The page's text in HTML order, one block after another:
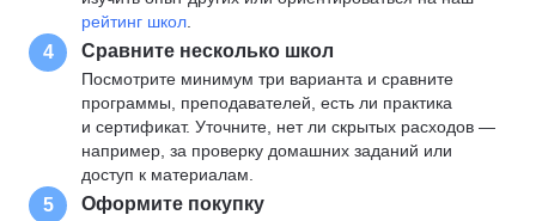
рейтинг школ
4 Сравните несколько школ
Посмотрите минимум три варианта и сравните
программы, преподавателей, есть ли практика
и сертификат. Уточните, нет ли скрытых расходов —
например, за проверку домашних заданий или
доступ к материалам.
5 Оформите покупку